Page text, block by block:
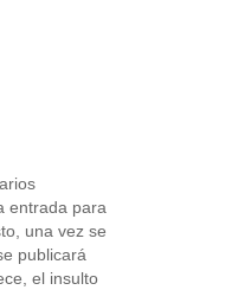
entrada para
una vez se
publicará
el insulto